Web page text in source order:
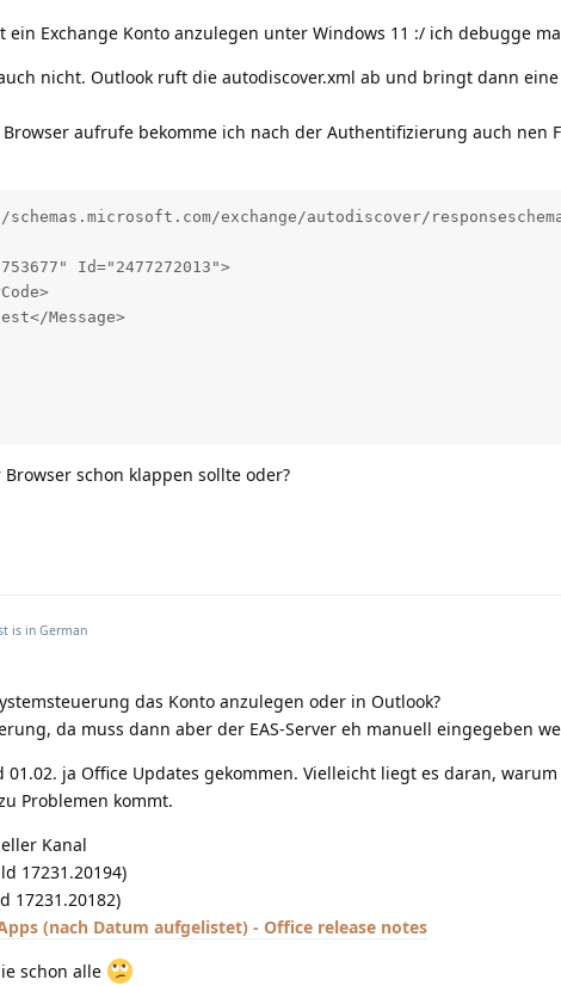
Exchange Konto anzulegen unter Windows 11 :/ ich debugge
nicht. Outlook ruft die autodiscover.xml ab und bringt dann eine
aufrufe bekomme ich nach der Authentifizierung auch nen
exchange/autodiscover/
Id="2477272013">
Message>
schon klappen sollte oder?
is in German
das Konto anzulegen oder in Outlook?
da muss dann aber der EAS-Server eh manuell eingegeben
ja Office Updates gekommen. Vielleicht liegt es daran, warum
Problemen kommt.
Kanal
17231.20194)
17231.20182)
(nach Datum aufgelistet) - Office release notes
schon alle